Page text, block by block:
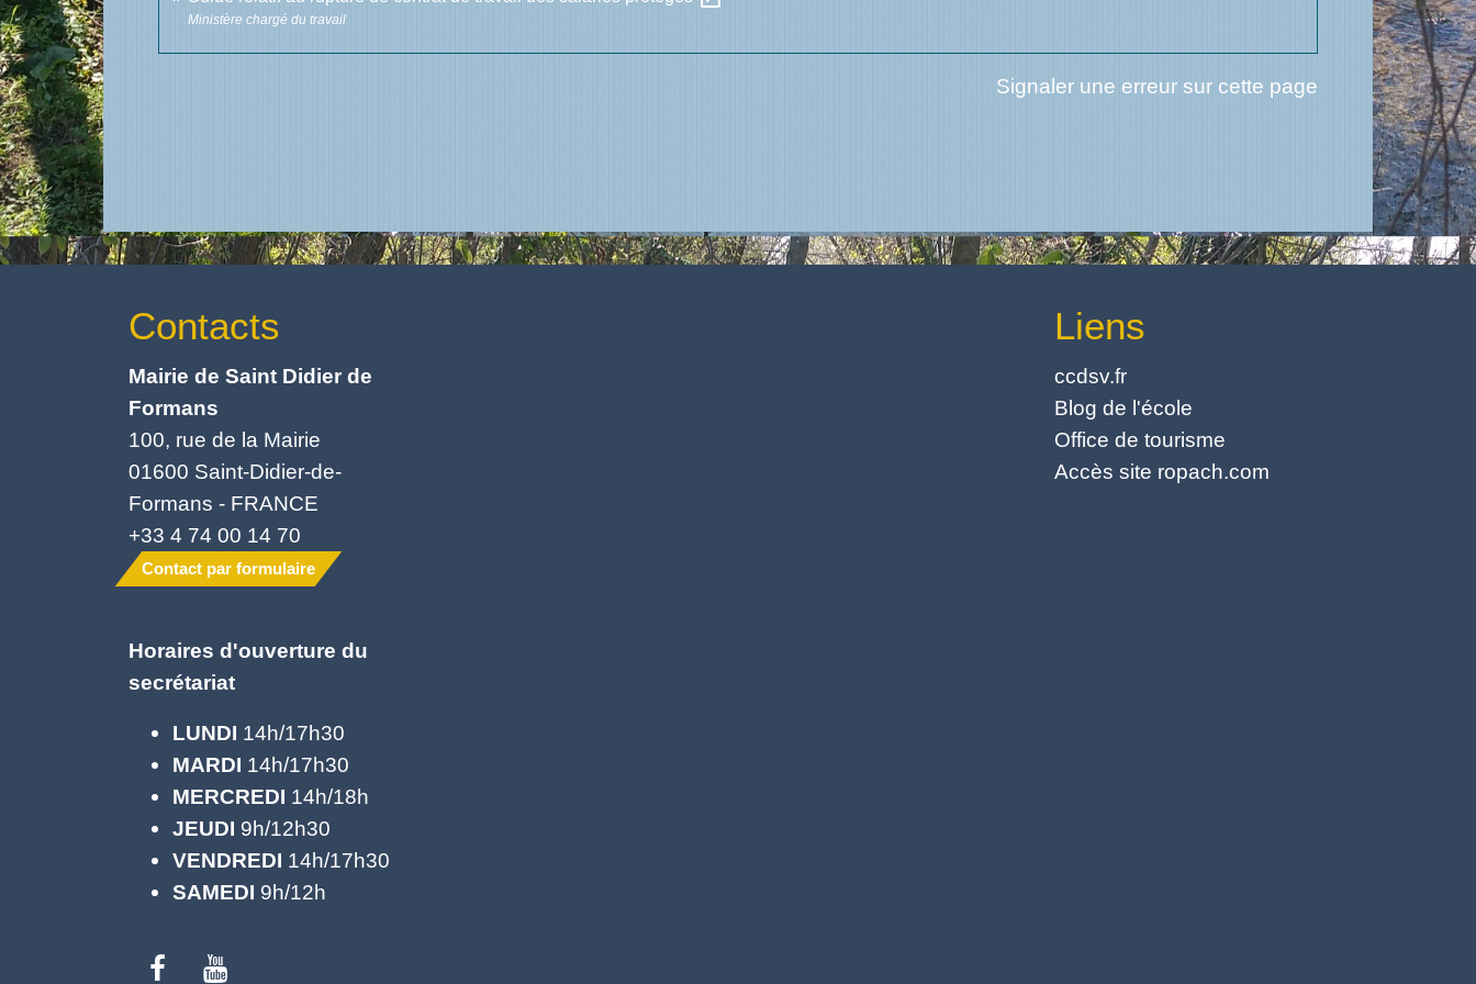
Ministère chargé du travail
Signaler une erreur sur cette page
Contacts
Mairie de Saint Didier de
Formans
100, rue de la Mairie
01600 Saint-Didier-de-
Formans - FRANCE
+33 4 74 00 14 70
Contact par formulaire
Horaires d'ouverture du
secrétariat
LUNDI 14h/17h30
MARDI 14h/17h30
MERCREDI 14h/18h
JEUDI 9h/12h30
VENDREDI 14h/17h30
SAMEDI 9h/12h
Liens
ccdsv.fr
Blog de l'école
Office de tourisme
Accès site ropach.com